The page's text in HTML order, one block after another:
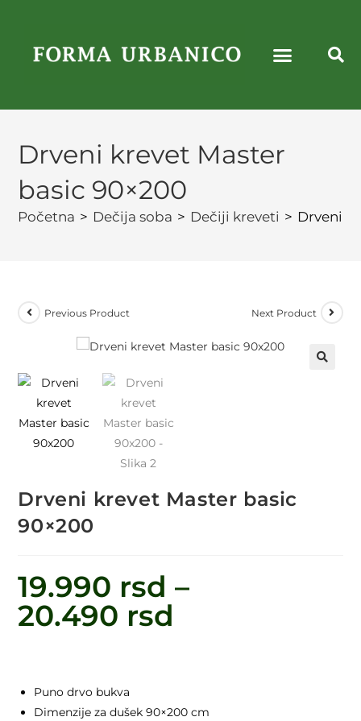
Drveni krevet Master
basic 90×200
Početna > Dečija soba > Dečiji kreveti > Drveni
Previous Product Next Product
Drveni krevet Master basic
90×200
19.990 rsd –
20.490 rsd
Puno drvo bukva
Dimenzije za dušek 90×200 cm